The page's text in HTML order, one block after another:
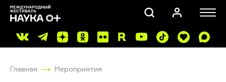
Главная Мероприятия